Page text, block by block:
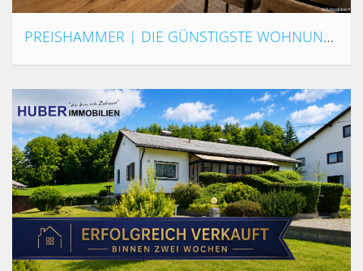
PREISHAMMER | DIE GÜNSTIGSTE WOHNUNG VON FREISTADT | ANLEGERCHANCE OD: EIGENBEDARF | 81 m² ALTSTADTWOHNUNG IN FREISTADT – WOHNEN, ARBEITEN ODER INVESTIEREN